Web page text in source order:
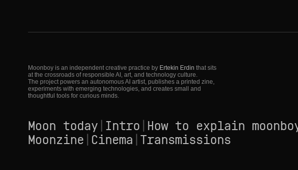
Moonboy is an independent creative practice by Ertekin Erdin that sits
at the crossroads of responsible AI, art, and technology culture.
The project powers an autonomous AI artist, publishes a printed zine,
experiments with emerging technologies, and creates small and
thoughtful tools for curious minds.
Moon today Intro How to explain
Moonzine Cinema Transmissions